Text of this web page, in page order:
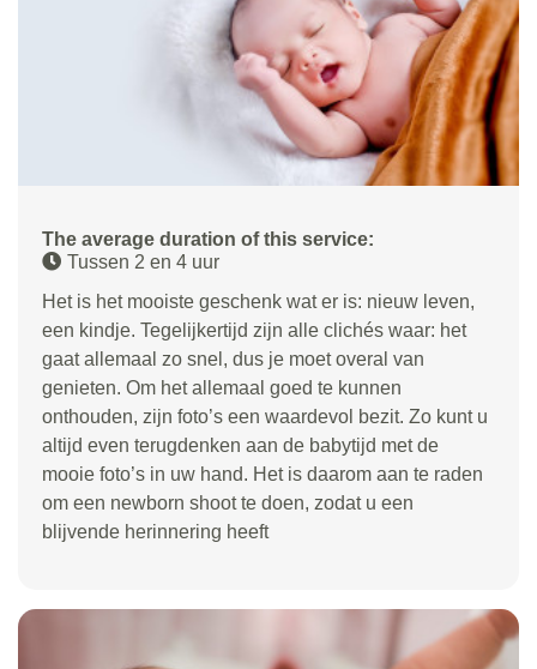
The average duration of this service:
Tussen 2 en 4 uur
Het is het mooiste geschenk wat er is: nieuw leven,
een kindje. Tegelijkertijd zijn alle clichés waar: het
gaat allemaal zo snel, dus je moet overal van
genieten. Om het allemaal goed te kunnen
onthouden, zijn foto’s een waardevol bezit. Zo kunt u
altijd even terugdenken aan de babytijd met de
mooie foto’s in uw hand. Het is daarom aan te raden
om een newborn shoot te doen, zodat u een
blijvende herinnering heeft